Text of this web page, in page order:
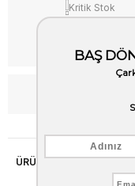
Kritik Stok
Kargo Bedava
ÜRÜN ÖZELLIKLERI